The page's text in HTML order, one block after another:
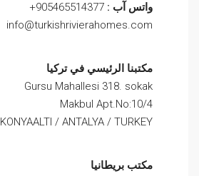
واتس آب :
info@turkishrivierahomes.com
مكتبنا الرئيسي في تركيا
Gursu Mahallesi 318. sokak
Makbul Apt.No:10/4
KONYAALTI / ANTALYA / TURKEY
مكتب بريطانيا